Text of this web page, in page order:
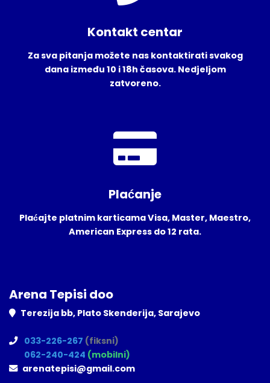
Kontakt centar
Za sva pitanja možete nas kontaktirati svakog
dana između 10 i 18h časova. Nedjeljom
zatvoreno.
Plaćanje
Plaćajte platnim karticama Visa, Master, Maestro,
American Express do 12 rata.
Arena Tepisi doo
Terezija bb, Plato Skenderija, Sarajevo
033-226-267 (fiksni)
062-240-424 (mobilni)
arenatepisi@gmail.com